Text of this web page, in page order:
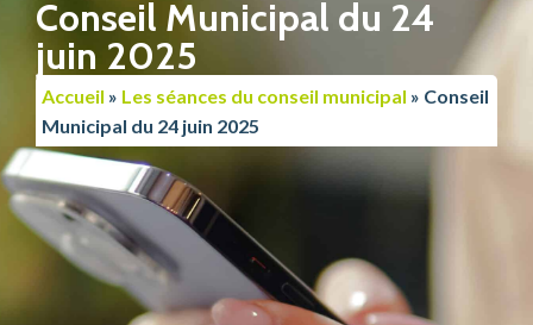
Conseil Municipal du 24
juin 2025
Accueil » Les séances du conseil municipal » Conseil
Municipal du 24 juin 2025